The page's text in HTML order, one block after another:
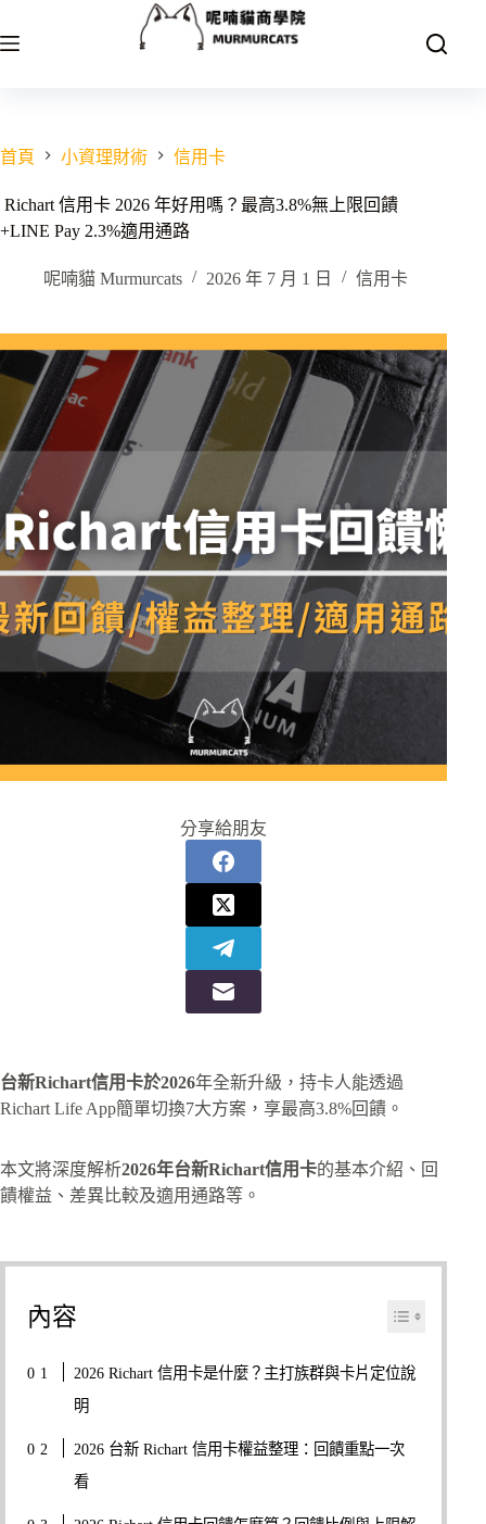
至
容
首頁 小資理財術 信用卡
Richart 信用卡 2026 年好用嗎？最高3.8%無上限回饋
+LINE Pay 2.3%適用通路
呢喃貓 Murmurcats 2026 年 7 月 1 日 信用卡
分享給朋友
台新Richart信用卡於2026年全新升級，持卡人能透過
Richart Life App簡單切換7大方案，享最高3.8%回饋。
本文將深度解析2026年台新Richart信用卡的基本介紹、回
饋權益、差異比較及適用通路等。
內容
2026 Richart 信用卡是什麼？主打族群與卡片定位說
明
2026 台新 Richart 信用卡權益整理：回饋重點一次
看